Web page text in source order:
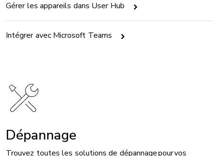
Gérer les appareils dans User Hub
Intégrer avec Microsoft Teams
Image
Dépannage
Trouvez toutes les solutions de dépannage pour vos